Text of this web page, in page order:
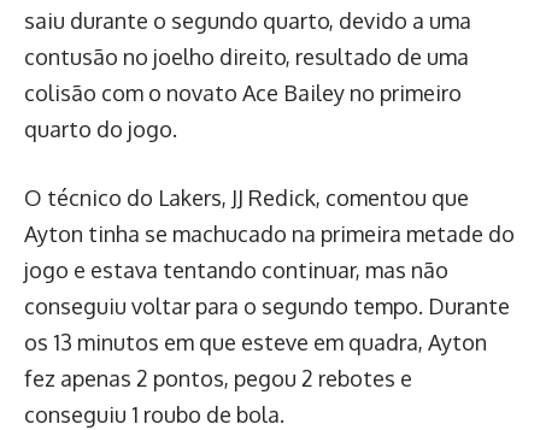
saiu durante o segundo quarto, devido a uma
contusão no joelho direito, resultado de uma
colisão com o novato Ace Bailey no primeiro
quarto do jogo.
O técnico do Lakers, JJ Redick, comentou que
Ayton tinha se machucado na primeira metade do
jogo e estava tentando continuar, mas não
conseguiu voltar para o segundo tempo. Durante
os 13 minutos em que esteve em quadra, Ayton
fez apenas 2 pontos, pegou 2 rebotes e
conseguiu 1 roubo de bola.